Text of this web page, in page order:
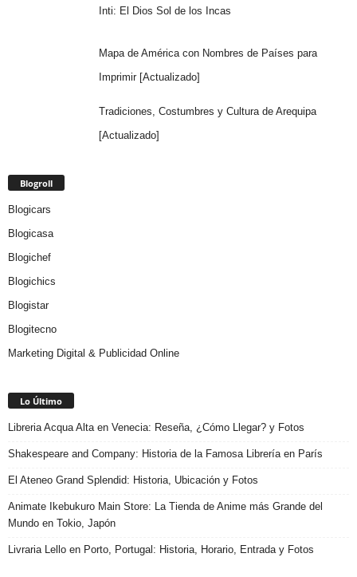
Inti: El Dios Sol de los Incas
Mapa de América con Nombres de Países para
Imprimir [Actualizado]
Tradiciones, Costumbres y Cultura de Arequipa
[Actualizado]
Blogroll
Blogicars
Blogicasa
Blogichef
Blogichics
Blogistar
Blogitecno
Marketing Digital & Publicidad Online
Lo Último
Libreria Acqua Alta en Venecia: Reseña, ¿Cómo Llegar? y Fotos
Shakespeare and Company: Historia de la Famosa Librería en París
El Ateneo Grand Splendid: Historia, Ubicación y Fotos
Animate Ikebukuro Main Store: La Tienda de Anime más Grande del
Mundo en Tokio, Japón
Livraria Lello en Porto, Portugal: Historia, Horario, Entrada y Fotos